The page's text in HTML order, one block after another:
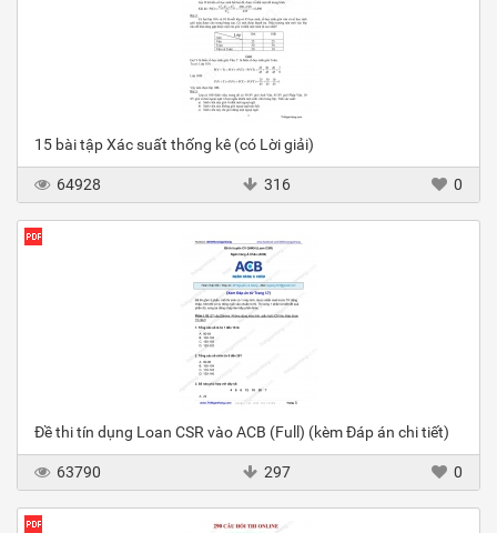
15 bài tập Xác suất thống kê (có Lời giải)
64928 316 0
Đề thi tín dụng Loan CSR vào ACB (Full) (kèm Đáp án chi tiết)
63790 297 0